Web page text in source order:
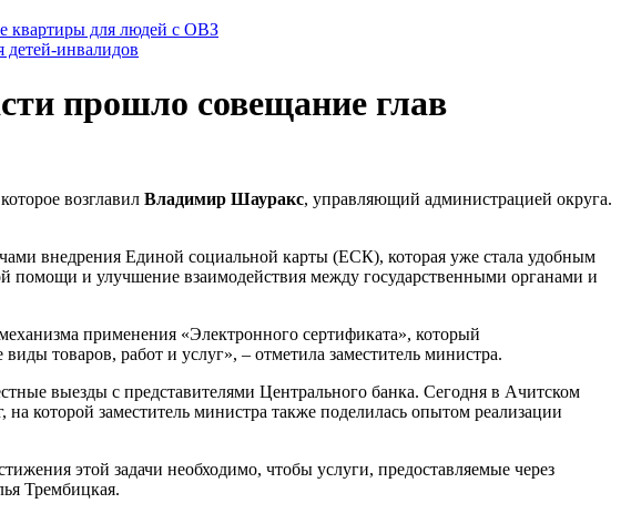
квартиры для людей с ОВЗ
детей-инвалидов
прошло совещание глав
возглавил Владимир Шауракс, управляющий администрацией округа.
внедрения Единой социальной карты (ЕСК), которая уже стала удобным
помощи и улучшение взаимодействия между государственными органами и
применения «Электронного сертификата», который
товаров, работ и услуг», – отметила заместитель министра.
выезды с представителями Центрального банка. Сегодня в Ачитском
которой заместитель министра также поделилась опытом реализации
этой задачи необходимо, чтобы услуги, предоставляемые через
Трембицкая.